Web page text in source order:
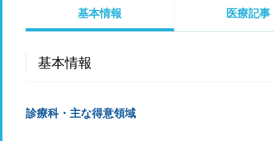
基本情報 医療記事
基本情報
診療科・主な得意領域